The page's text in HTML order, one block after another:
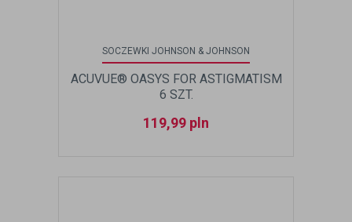
SOCZEWKI JOHNSON & JOHNSON
ACUVUE® OASYS FOR ASTIGMATISM
6 SZT.
119,99 pln